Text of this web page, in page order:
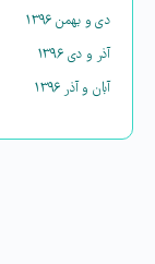
دی و بهمن ۱۳۹۶
آذر و دی ۱۳۹۶
آبان و آذر ۱۳۹۶